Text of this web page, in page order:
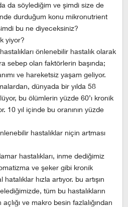
da söylediğim ve şimdi size de
durduğum konu mikronutrient
bu ne diyeceksiniz?
yiyor?
önlenebilir hastalık olarak
sebep olan faktörlerin başında;
ve hareketsiz yaşam geliyor.
dünyada bir yılda 58
bu ölümlerin yüzde 60’ı kronik
10 yıl içinde bu oranının yüzde
hastalıklar niçin artması
hastalıkları, inme dediğimiz
ve şeker gibi kronik
hızla artıyor. bu artışın
tüm bu hastalıkların
ve makro besin fazlalığından